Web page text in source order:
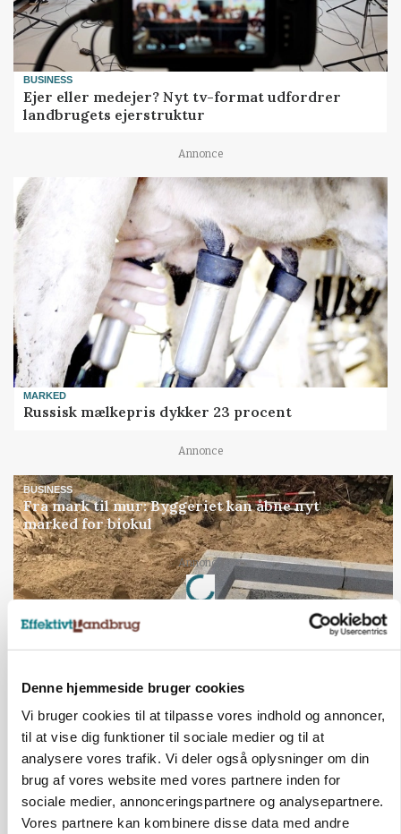
Denne hjemmeside bruger cookies
Vi bruger cookies til at tilpasse vores indhold og annoncer,
til at vise dig funktioner til sociale medier og til at
analysere vores trafik. Vi deler også oplysninger om din
brug af vores website med vores partnere inden for
sociale medier, annonceringspartnere og analysepartnere.
Vores partnere kan kombinere disse data med andre
BUSINESS
Ejer eller medejer? Nyt tv-format udfordrer
landbrugets ejerstruktur
Annonce
MARKED
Russisk mælkepris dykker 23 procent
Annonce
BUSINESS
Fra mark til mur: Byggeriet kan åbne nyt
marked for biokul
Annonce
Loading...